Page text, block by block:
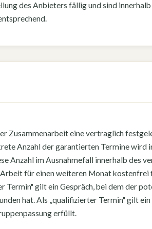
des Anbieters fällig und sind innerhalb
Zusammenarbeit eine vertraglich
Anzahl der garantierten Termine wird
Anzahl im Ausnahmefall innerhalb des
für einen weiteren Monat kostenfrei
Termin" gilt ein Gespräch, bei dem der
hat. Als „qualifizierter Termin" gilt ein
erfüllt.